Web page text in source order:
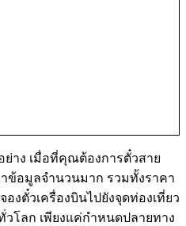
ย่าง เมื่อที่คุณต้องการตั๋วสาย
ข้อมูลจำนวนมาก รวมทั้งราคา
งตั๋วเครื่องบินไปยังจุดท่องเที่ยว
โลก เพียงแค่กำหนดปลายทาง